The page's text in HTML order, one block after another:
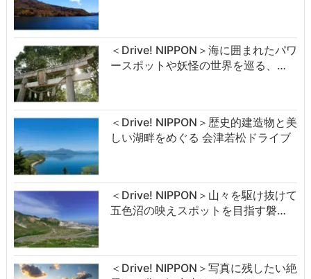
＜Drive! NIPPON＞海に囲まれたパワ
ースポットや妖怪の世界を巡る、…
＜Drive! NIPPON＞歴史的建造物と美
しい湖畔をめぐる 会津若松ドライブ
＜Drive! NIPPON＞山々を駆け抜けて
五色沼の映えスポットを目指す磐…
＜Drive! NIPPON＞写真に残したい絶